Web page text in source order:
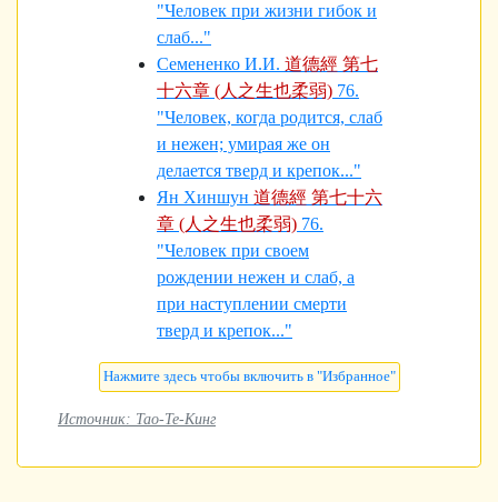
"Человек при жизни гибок и
слаб..."
Семененко И.И. 道德經 第七
十六章 (人之生也柔弱) 76.
"Человек, когда родится, слаб
и нежен; умирая же он
делается тверд и крепок..."
Ян Хиншун 道德經 第七十六
章 (人之生也柔弱) 76.
"Человек при своем
рождении нежен и слаб, а
при наступлении смерти
тверд и кре­пок..."
Источник: Тао-Те-Кинг